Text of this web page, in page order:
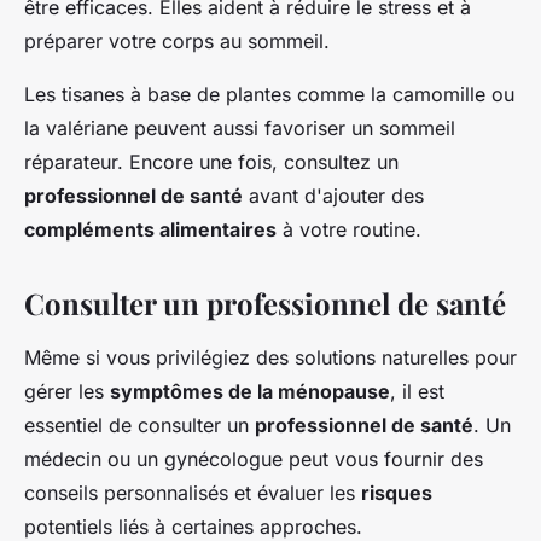
être efficaces. Elles aident à réduire le stress et à
préparer votre corps au sommeil.
Les tisanes à base de plantes comme la camomille ou
la valériane peuvent aussi favoriser un sommeil
réparateur. Encore une fois, consultez un
professionnel de santé avant d'ajouter des
compléments alimentaires à votre routine.
Consulter un professionnel de santé
Même si vous privilégiez des solutions naturelles pour
gérer les symptômes de la ménopause, il est
essentiel de consulter un professionnel de santé. Un
médecin ou un gynécologue peut vous fournir des
conseils personnalisés et évaluer les risques
potentiels liés à certaines approches.